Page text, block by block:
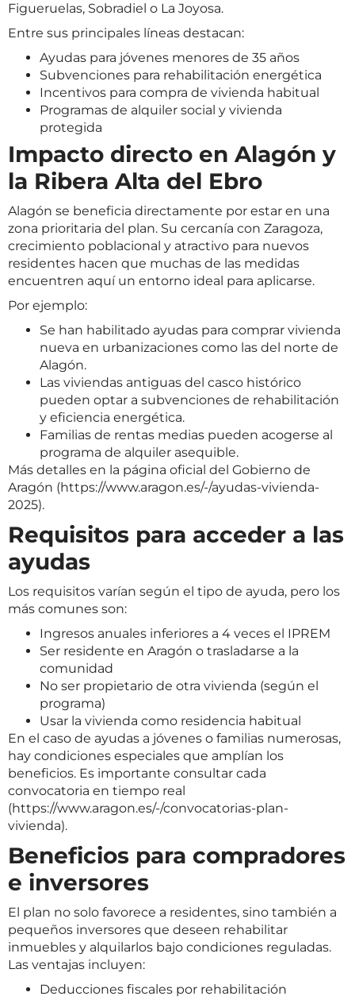
Figueruelas, Sobradiel o La Joyosa.
Entre sus principales líneas destacan:
Ayudas para jóvenes menores de 35 años
Subvenciones para rehabilitación energética
Incentivos para compra de vivienda habitual
Programas de alquiler social y vivienda
protegida
Impacto directo en Alagón y
la Ribera Alta del Ebro
Alagón se beneficia directamente por estar en una
zona prioritaria del plan. Su cercanía con Zaragoza,
crecimiento poblacional y atractivo para nuevos
residentes hacen que muchas de las medidas
encuentren aquí un entorno ideal para aplicarse.
Por ejemplo:
Se han habilitado ayudas para comprar vivienda
nueva en urbanizaciones como las del norte de
Alagón.
Las viviendas antiguas del casco histórico
pueden optar a subvenciones de rehabilitación
y eficiencia energética.
Familias de rentas medias pueden acogerse al
programa de alquiler asequible.
Más detalles en la página oficial del Gobierno de
Aragón (https://www.aragon.es/-/ayudas-vivienda-
2025).
Requisitos para acceder a las
ayudas
Los requisitos varían según el tipo de ayuda, pero los
más comunes son:
Ingresos anuales inferiores a 4 veces el IPREM
Ser residente en Aragón o trasladarse a la
comunidad
No ser propietario de otra vivienda (según el
programa)
Usar la vivienda como residencia habitual
En el caso de ayudas a jóvenes o familias numerosas,
hay condiciones especiales que amplían los
beneficios. Es importante consultar cada
convocatoria en tiempo real
(https://www.aragon.es/-/convocatorias-plan-
vivienda).
Beneficios para compradores
e inversores
El plan no solo favorece a residentes, sino también a
pequeños inversores que deseen rehabilitar
inmuebles y alquilarlos bajo condiciones reguladas.
Las ventajas incluyen:
Deducciones fiscales por rehabilitación